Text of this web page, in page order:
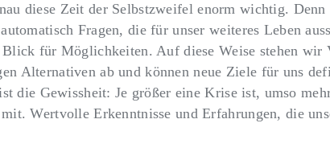
diese Zeit der Selbstzweifel enorm wichtig. Denn
Fragen, die für unser weiteres Leben
für Möglichkeiten. Auf diese Weise stehen wir
Alternativen ab und können neue Ziele für uns
die Gewissheit: Je größer eine Krise ist, umso
Wertvolle Erkenntnisse und Erfahrungen, die